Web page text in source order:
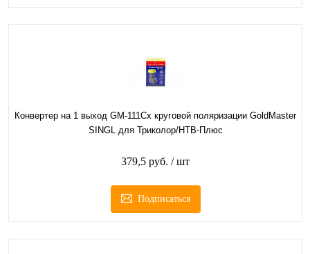
Конвертер на 1 выход GM-111Cx круговой поляризации GoldMaster
SINGL для Триколор/НТВ-Плюс
379,5 руб. / шт
Подписаться